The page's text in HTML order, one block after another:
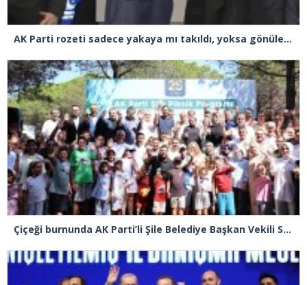
AK Parti rozeti sadece yakaya mı takıldı, yoksa gönüle takılmadı mı?
Çiçeği burnunda AK Parti’li Şile Belediye Başkan Vekili Sacit Terzi, teşkilatlarla piknikte buluştu